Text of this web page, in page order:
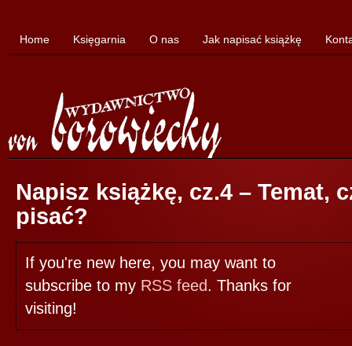
Home Księgarnia O nas Jak napisać książkę
Napisz książkę, cz.4 – Temat,
pisać?
If you're new here, you may want to
subscribe to my RSS feed. Thanks for
visiting!